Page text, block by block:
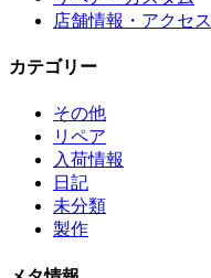
店舗情報・アクセス
カテゴリー
その他
リペア
入荷情報
日記
未分類
製作